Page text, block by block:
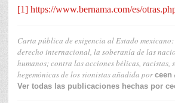
[1] https://www.bernama.com/es/
Carta pública de exigencia al Estado
derecho internacional, la soberanía de las
humanos; contra las acciones bélicas, racistas,
hegemónicas de los sionistasañadida por ceen
Ver todas las publicaciones hechas por